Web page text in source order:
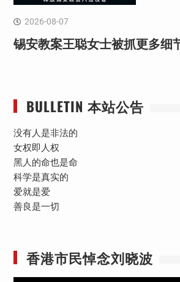
2026-08-07
锡安教案王聪女士被抓更多细
BULLETIN 本站公告
没有人是非法的
女权即人权
黑人的命也是命
科学是真实的
爱就是爱
善良是一切
香港市民悼念刘晓波